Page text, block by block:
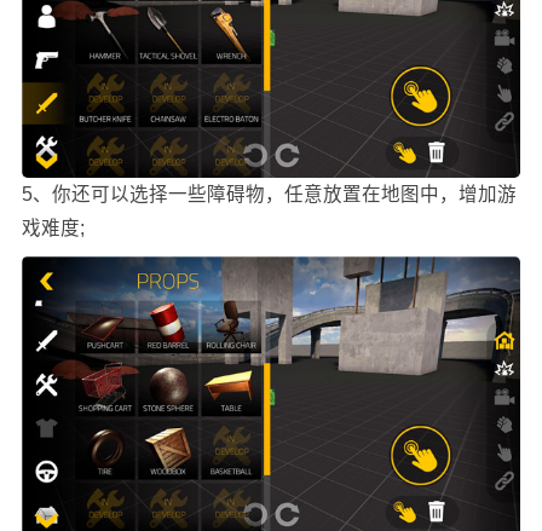
5、你还可以选择一些障碍物，任意放置在地图中，增加游
戏难度;